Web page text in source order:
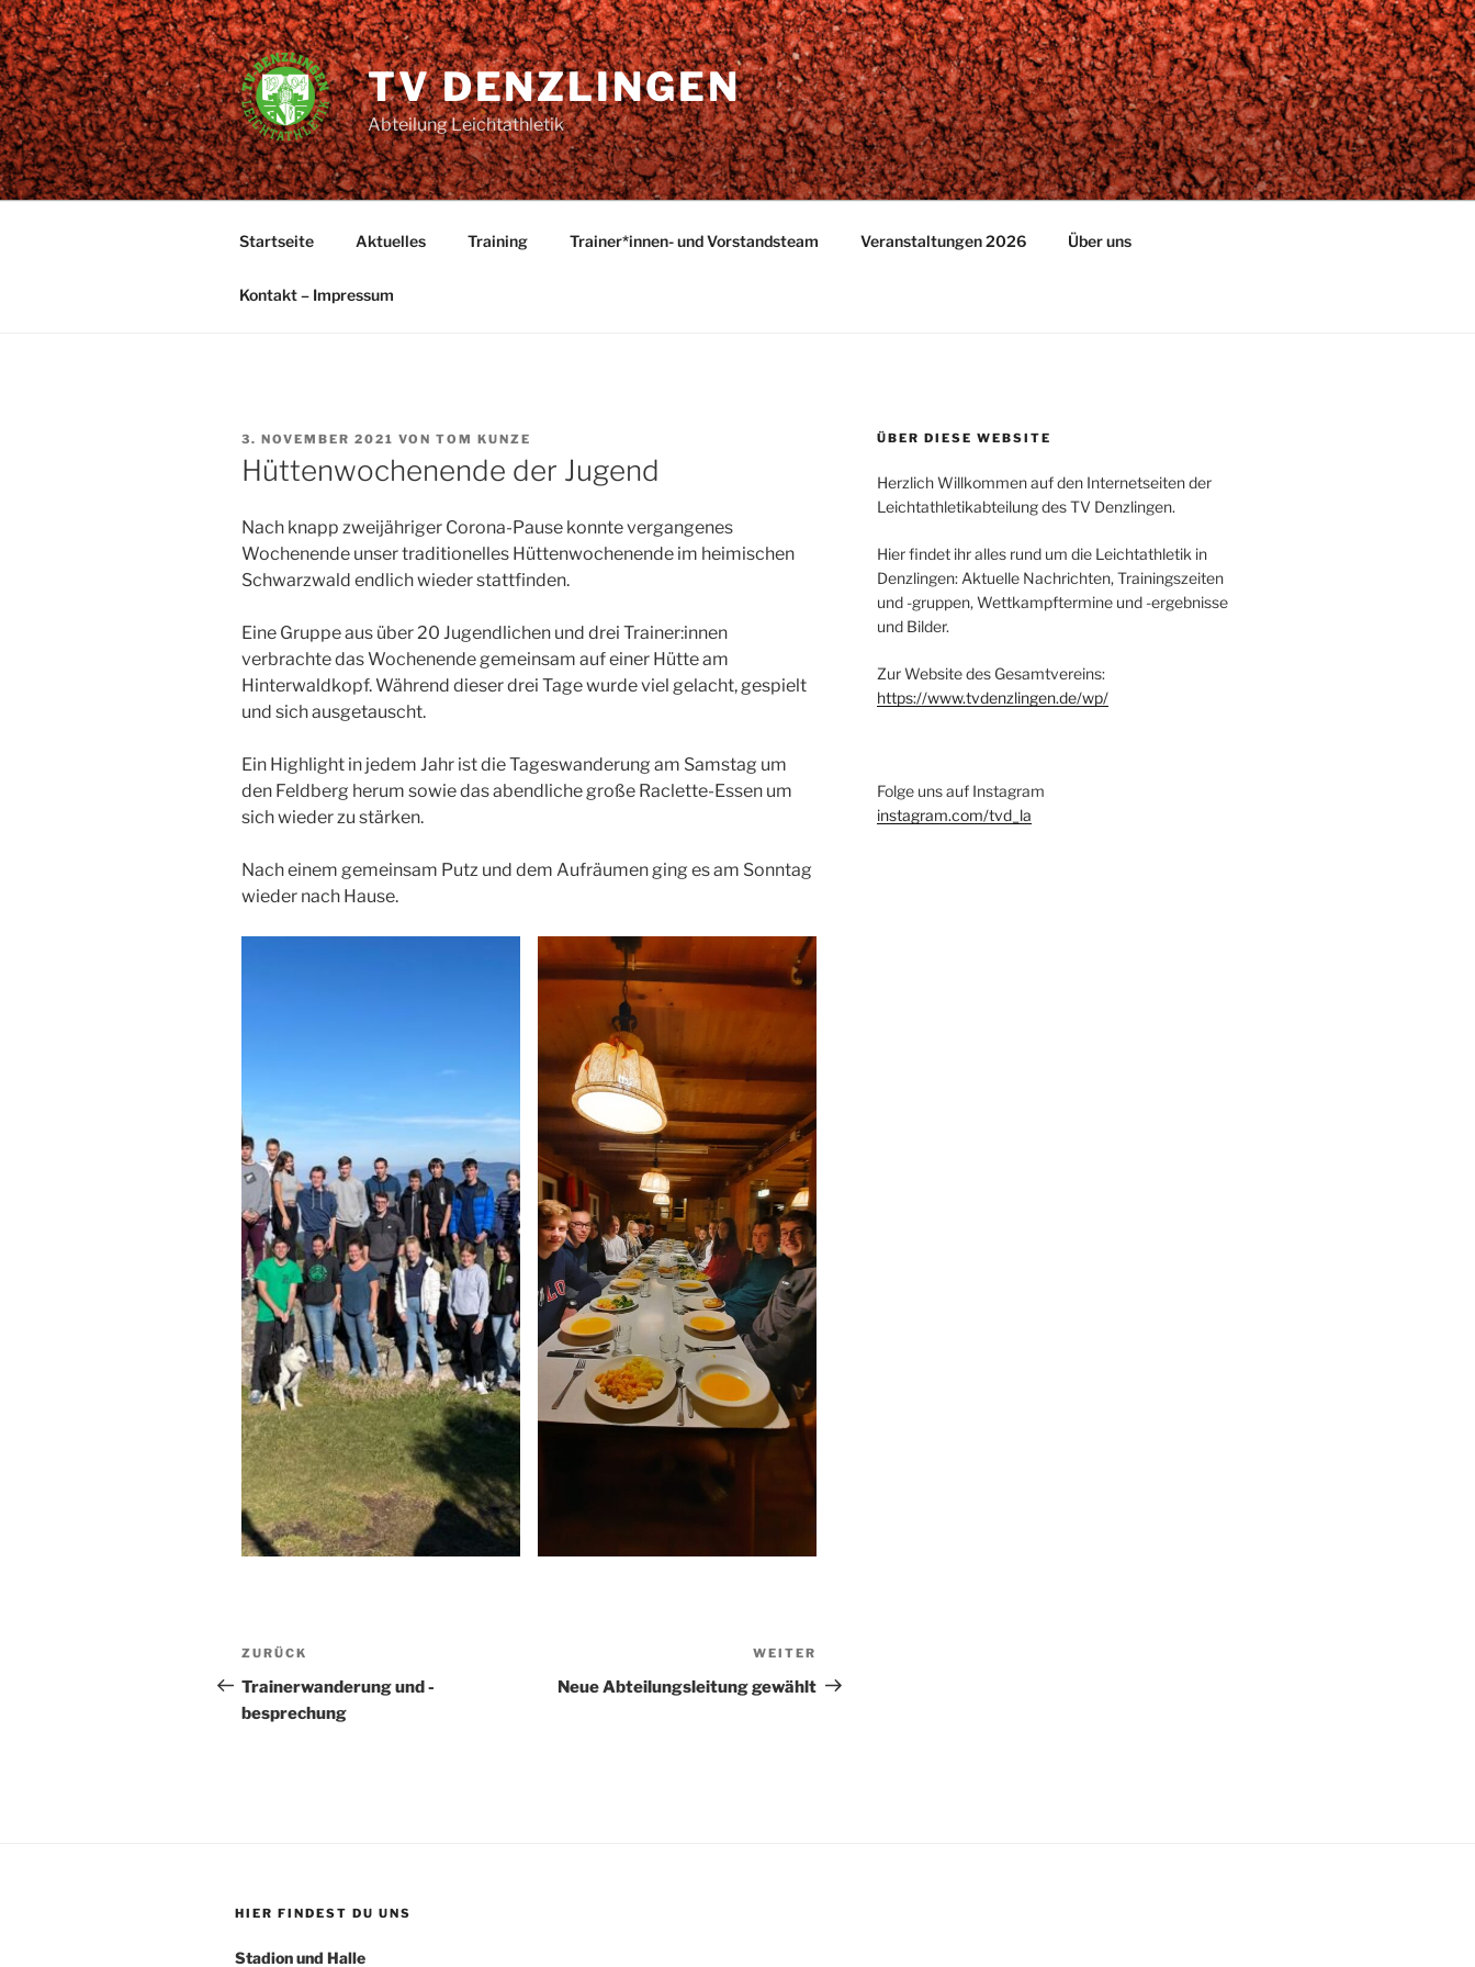
Zum
Inhalt
springen
TV DENZLINGEN
Abteilung Leichtathletik
Startseite Aktuelles Training Trainer*innen- und Vorstandsteam Veranstaltungen 2026 Über uns
Kontakt – Impressum
VERÖFFENTLICHT
AM
3. NOVEMBER 2021 VON TOM KUNZE
Hüttenwochenende der Jugend
Nach knapp zweijähriger Corona-Pause konnte vergangenes
Wochenende unser traditionelles Hüttenwochenende im heimischen
Schwarzwald endlich wieder stattfinden.
Eine Gruppe aus über 20 Jugendlichen und drei Trainer:innen
verbrachte das Wochenende gemeinsam auf einer Hütte am
Hinterwaldkopf. Während dieser drei Tage wurde viel gelacht, gespielt
und sich ausgetauscht.
Ein Highlight in jedem Jahr ist die Tageswanderung am Samstag um
den Feldberg herum sowie das abendliche große Raclette-Essen um
sich wieder zu stärken.
Nach einem gemeinsam Putz und dem Aufräumen ging es am Sonntag
wieder nach Hause.
Beitragsnavigation
Vorheriger
Beitrag
ZURÜCK
Trainerwanderung und -
besprechung
Beitrag
WEITER
Neue Abteilungsleitung gewählt
ÜBER DIESE WEBSITE
Herzlich Willkommen auf den Internetseiten der
Leichtathletikabteilung des TV Denzlingen.
Hier findet ihr alles rund um die Leichtathletik in
Denzlingen: Aktuelle Nachrichten, Trainingszeiten
und -gruppen, Wettkampftermine und -ergebnisse
und Bilder.
Zur Website des Gesamtvereins:
https://www.tvdenzlingen.de/wp/
Folge uns auf Instagram
instagram.com/tvd_la
HIER FINDEST DU UNS
Stadion und Halle